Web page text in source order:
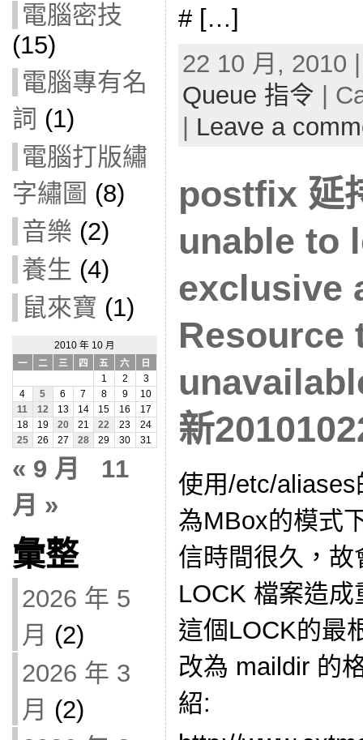
電腦密技
(15)
電腦專有名
詞 (1)
電腦打版繡
字繡圖 (8)
音樂 (2)
養生 (4)
鼠來寶 (1)
2010 年 10 月
一
二 三 四 五 六
日
1
2
3
4
5 6 7 8 9
10
11
12 13 14 15 16
17
18
19 20 21 22 23
24
25
26 27 28 29 30 31
« 9 月
11
月 »
彙整
2026 年 5
月 (2)
2026 年 3
月 (2)
# […]
22 10 月, 2010
Queue 指令 |
Leave a
postfix 延
unable to
exclusive
Resource
新
使用/etc/
為MBox的模式
信時間很久，
LOCK 檔案造
這個LOCK的最
改為 maildir 的
紹: